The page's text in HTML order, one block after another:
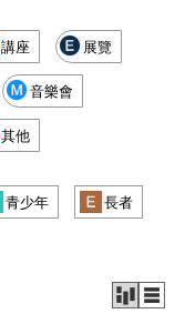
講座 展覽
音樂會
其他
青少年 長者